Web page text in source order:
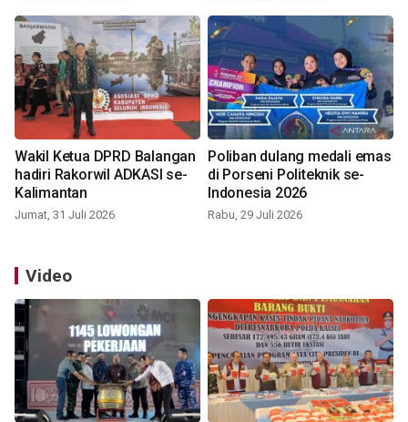
Wakil Ketua DPRD Balangan
hadiri Rakorwil ADKASI se-
Kalimantan
Jumat, 31 Juli 2026
Poliban dulang medali emas
di Porseni Politeknik se-
Indonesia 2026
Rabu, 29 Juli 2026
Video